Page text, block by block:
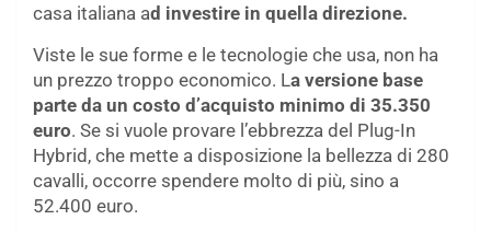
casa italiana ad investire in quella direzione.
Viste le sue forme e le tecnologie che usa, non ha
un prezzo troppo economico. La versione base
parte da un costo d’acquisto minimo di 35.350
euro. Se si vuole provare l’ebbrezza del Plug-In
Hybrid, che mette a disposizione la bellezza di 280
cavalli, occorre spendere molto di più, sino a
52.400 euro.